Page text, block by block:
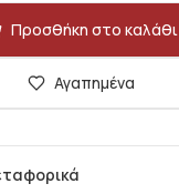
Προσθήκη στο καλάθι
Αγαπημένα